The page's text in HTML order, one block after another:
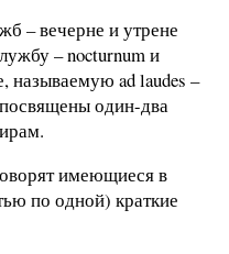
– вечерне и утрене
– nocturnum и
называемую ad laudes –
один-два
имеющиеся в
по одной) краткие